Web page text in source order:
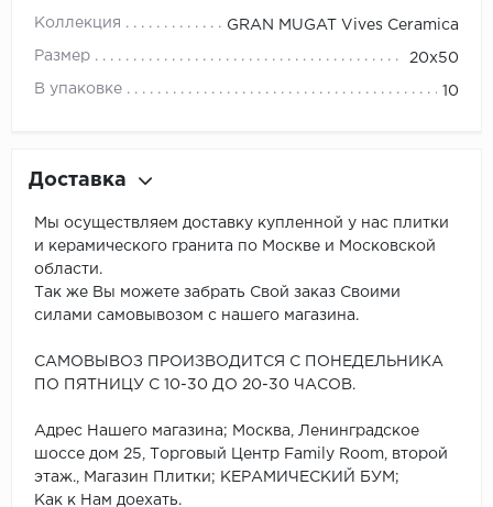
Коллекция GRAN MUGAT Vives Ceramica
Размер 20x50
В упаковке 10
Доставка
Мы осуществляем доставку купленной у нас плитки
и керамического гранита по Москве и Московской
области.
Так же Вы можете забрать Свой заказ Своими
силами самовывозом с нашего магазина.
САМОВЫВОЗ ПРОИЗВОДИТСЯ С ПОНЕДЕЛЬНИКА
ПО ПЯТНИЦУ С 10-30 ДО 20-30 ЧАСОВ.
Адрес Нашего магазина; Москва, Ленинградское
шоссе дом 25, Торговый Центр Family Room, второй
этаж., Магазин Плитки; КЕРАМИЧЕСКИЙ БУМ;
Как к Нам доехать.